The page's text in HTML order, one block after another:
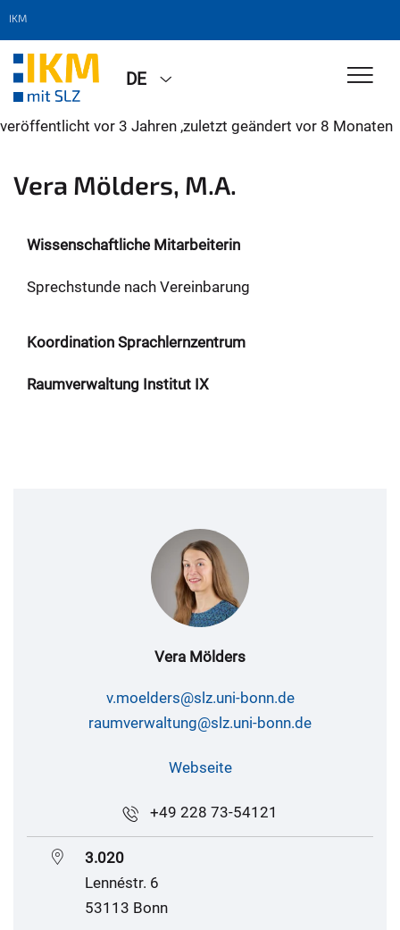
IKM
DE
veröffentlicht vor 3 Jahren ,zuletzt geändert vor 8 Monaten
Vera Mölders, M.A.
Wissenschaftliche Mitarbeiterin
Sprechstunde nach Vereinbarung
Koordination Sprachlernzentrum
Raumverwaltung Institut IX
Vera Mölders
v.moelders@slz.uni-bonn.de
raumverwaltung@slz.uni-bonn.de
Webseite
+49 228 73-54121
3.020
Lennéstr. 6
53113 Bonn